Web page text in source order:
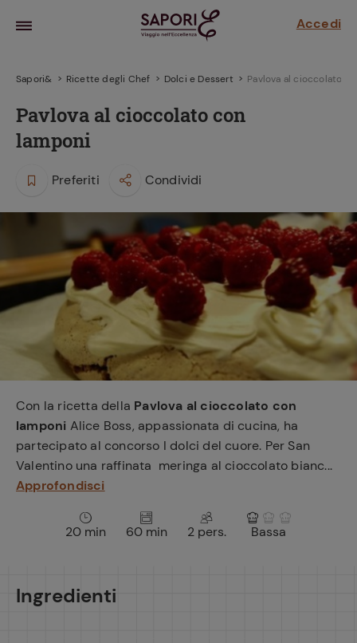
Accedi
ricetta
la frutta
sensi di
Sapori& Ricette degli Chef Dolci e Dessert Pavlova al cioccolato
Pavlova al cioccolato con
lamponi
Preferiti Condividi
Con la ricetta della Pavlova al cioccolato con
lamponi Alice Boss, appassionata di cucina, ha
partecipato al concorso I dolci del cuore. Per San
Valentino una raffinata meringa al cioccolato bianc...
Approfondisci
20 min 60 min 2 pers. Bassa
Ingredienti